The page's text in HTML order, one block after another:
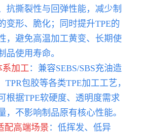
抗撕裂性与回弹性能，减少制
变形、脆化；同时提升TPE的
，避免高温加工黄变、长期使
品使用寿命。
系加工 ：兼容SEBS/SBS充油造
TPR包胶等各类TPE加工工艺，
根据TPE软硬度、透明度需求
，不影响制品原有核心性能。
配高端场景 ：低挥发、低异